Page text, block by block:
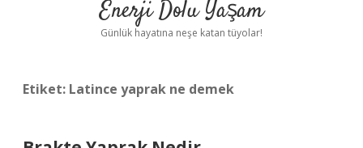
Yasal Uyarı
Enerji Dolu Yaşam
Günlük hayatına neşe katan tüyolar!
Etiket: Latince yaprak ne demek